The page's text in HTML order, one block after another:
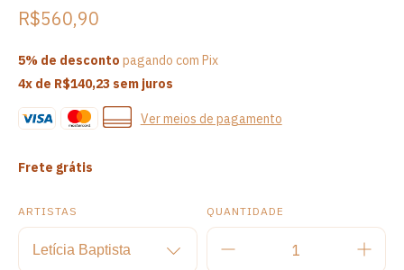
R$560,90
5% de desconto pagando com Pix
4x de R$140,23 sem juros
Ver meios de pagamento
Frete grátis
ARTISTAS QUANTIDADE